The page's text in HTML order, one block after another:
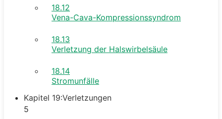
18.12
Vena-Cava-Kompressionssyndrom
18.13
Verletzung der Halswirbelsäule
18.14
Stromunfälle
Kapitel 19:Verletzungen
5